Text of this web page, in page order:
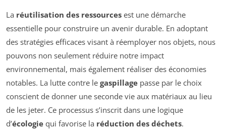
La réutilisation des ressources est une démarche
essentielle pour construire un avenir durable. En adoptant
des stratégies efficaces visant à réemployer nos objets, nous
pouvons non seulement réduire notre impact
environnemental, mais également réaliser des économies
notables. La lutte contre le gaspillage passe par le choix
conscient de donner une seconde vie aux matériaux au lieu
de les jeter. Ce processus s’inscrit dans une logique
d’écologie qui favorise la réduction des déchets.